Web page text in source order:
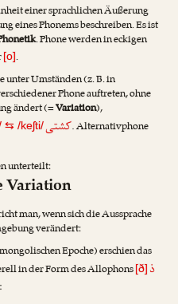
einer sprachlichen Äußerung
eines Phonems beschreiben. Es ist
. Phone werden in eckigen
[o].
unter Umständen (z. B. in
Phone auftreten, ohne
ändert (=Variation),
⇆ /keʃti/کشتی. Alternativphone
unterteilt:
man, wenn sich die Aussprache
verändert:
Epoche) erschien das
in der Form des Allophons[ð] ذ